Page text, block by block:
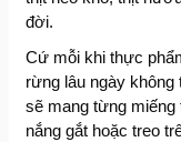
đời.
Cứ mỗi khi thực
rừng lâu ngày
sẽ mang từng
nắng gắt hoặc treo